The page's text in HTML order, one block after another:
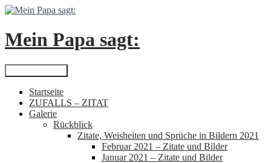
Zum
springen
Mein Papa sagt:
Suchen
Startseite
ZUFALLS – ZITAT
Galerie
Rückblick
Zitate, Weisheiten und Sprüche in Bildern 2021
Februar 2021 – Zitate und Bilder
Januar 2021 – Zitate und Bilder